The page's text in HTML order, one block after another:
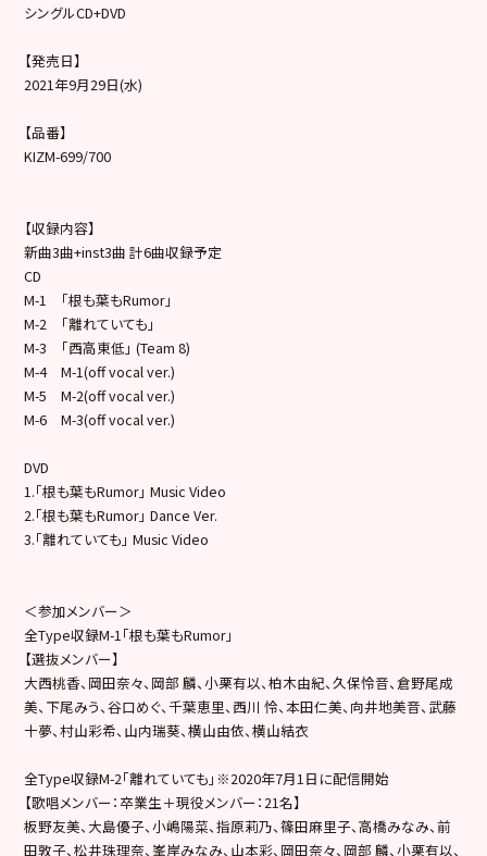
シングルCD+DVD
【発売日】
2021年9月29日(水)
【品番】
KIZM-699/700
【収録内容】
新曲3曲+inst3曲 計6曲収録予定
CD
M-1 「根も葉もRumor」
M-2 「離れていても」
M-3 「西高東低」 (Team 8)
M-4 M-1(off vocal ver.)
M-5 M-2(off vocal ver.)
M-6 M-3(off vocal ver.)
DVD
1.「根も葉もRumor」 Music Video
2.「根も葉もRumor」 Dance Ver.
3.「離れていても」 Music Video
＜参加メンバー＞
全Type収録M-1「根も葉もRumor」
【選抜メンバー】
大西桃香、岡田奈々、岡部 麟、小栗有以、柏木由紀、久保怜音、倉野尾成
美、下尾みう、谷口めぐ、千葉恵里、西川 怜、本田仁美、向井地美音、武藤
十夢、村山彩希、山内瑞葵、横山由依、横山結衣
全Type収録M-2「離れていても」※2020年7月1日に配信開始
【歌唱メンバー：卒業生＋現役メンバー：21名】
板野友美、大島優子、小嶋陽菜、指原莉乃、篠田麻里子、高橋みなみ、前
田敦子、松井珠理奈、峯岸みなみ、山本彩、岡田奈々、岡部 麟、小栗有以、